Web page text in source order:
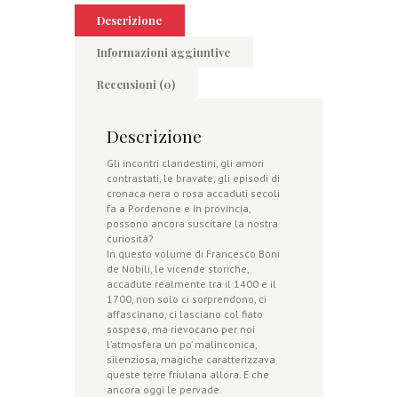
Descrizione
Informazioni aggiuntive
Recensioni (0)
Descrizione
Gli incontri clandestini, gli amori
contrastati, le bravate, gli episodi di
cronaca nera o rosa accaduti secoli
fa a Pordenone e in provincia,
possono ancora suscitare la nostra
curiosità?
In questo volume di Francesco Boni
de Nobili, le vicende storiche,
accadute realmente tra il 1400 e il
1700, non solo ci sorprendono, ci
affascinano, ci lasciano col fiato
sospeso, ma rievocano per noi
l’atmosfera un po’ malinconica,
silenziosa, magiche caratterizzava
queste terre friulana allora. E che
ancora oggi le pervade.